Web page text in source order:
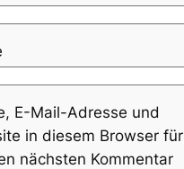
E-Mail-Adresse und
in diesem Browser für
nächsten Kommentar